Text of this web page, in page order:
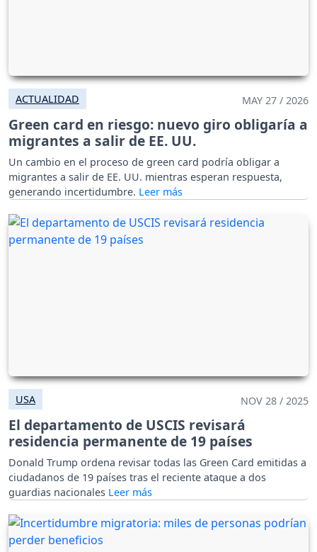
ACTUALIDAD MAY 27 / 2026
Green card en riesgo: nuevo giro obligaría a
migrantes a salir de EE. UU.
Un cambio en el proceso de green card podría obligar a
migrantes a salir de EE. UU. mientras esperan respuesta,
generando incertidumbre.
USA NOV 28 / 2025
El departamento de USCIS revisará
residencia permanente de 19 países
Donald Trump ordena revisar todas las Green Card emitidas a
ciudadanos de 19 países tras el reciente ataque a dos
guardias nacionales